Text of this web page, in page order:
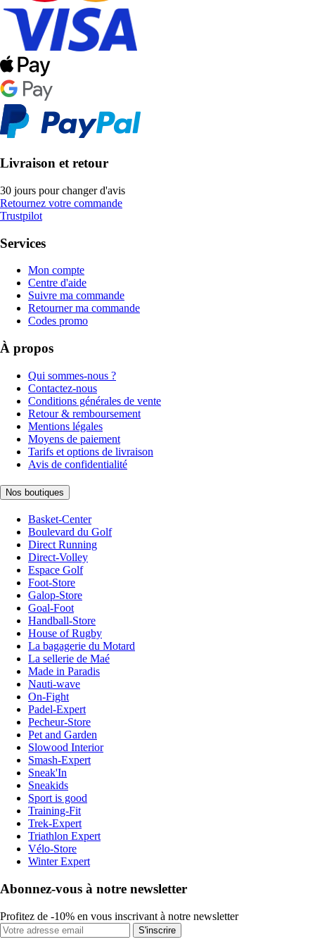
Livraison et retour
30 jours pour changer d'avis
Retournez votre commande
Trustpilot
Services
Mon compte
Centre d'aide
Suivre ma commande
Retourner ma commande
Codes promo
À propos
Qui sommes-nous ?
Contactez-nous
Conditions générales de vente
Retour & remboursement
Mentions légales
Moyens de paiement
Tarifs et options de livraison
Avis de confidentialité
Nos boutiques
Basket-Center
Boulevard du Golf
Direct Running
Direct-Volley
Espace Golf
Foot-Store
Galop-Store
Goal-Foot
Handball-Store
House of Rugby
La bagagerie du Motard
La sellerie de Maé
Made in Paradis
Nauti-wave
On-Fight
Padel-Expert
Pecheur-Store
Pet and Garden
Slowood Interior
Smash-Expert
Sneak'In
Sneakids
Sport is good
Training-Fit
Trek-Expert
Triathlon Expert
Vélo-Store
Winter Expert
Abonnez-vous à notre newsletter
Profitez de -10% en vous inscrivant à notre newsletter
S'inscrire